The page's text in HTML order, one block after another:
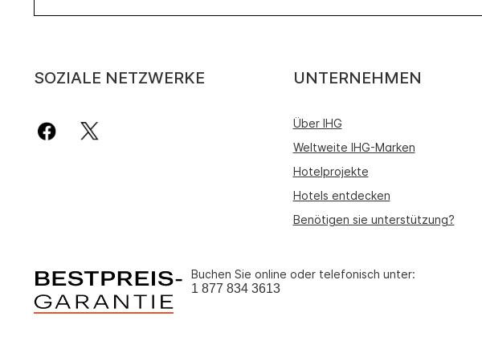
SOZIALE NETZWERKE UNTERNEHMEN
Über IHG
Weltweite IHG-Marken
Hotelprojekte
Hotels entdecken
Benötigen sie unterstützung?
Buchen Sie online oder telefonisch unter:
1 877 834 3613